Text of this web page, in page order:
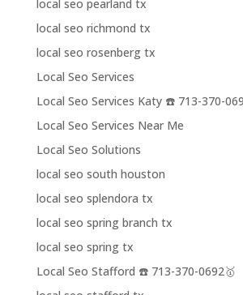
local seo pearland tx
local seo richmond tx
local seo rosenberg tx
Local Seo Services
Local Seo Services Katy ☎️ 713-370-
Local Seo Services Near Me
Local Seo Solutions
local seo south houston
local seo splendora tx
local seo spring branch tx
local seo spring tx
Local Seo Stafford ☎️ 713-370-0692🥇